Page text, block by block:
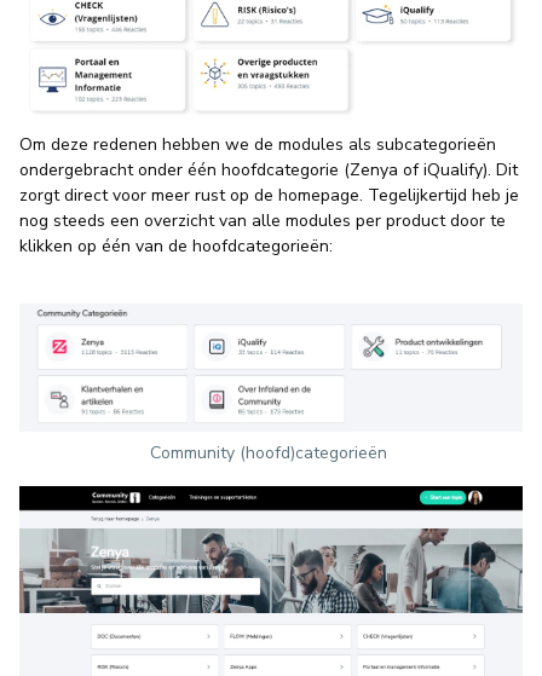
Om deze redenen hebben we de modules als subcategorieën
ondergebracht onder één hoofdcategorie (Zenya of iQualify). Dit
zorgt direct voor meer rust op de homepage. Tegelijkertijd heb je
nog steeds een overzicht van alle modules per product door te
klikken op één van de hoofdcategorieën:
Community (hoofd)categorieën